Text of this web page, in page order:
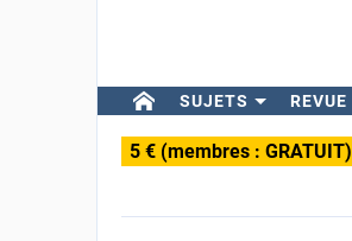
SUJETS REVUE
5 € (membres : GRATUIT)